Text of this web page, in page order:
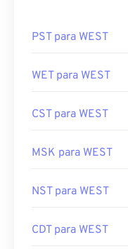
PST para WEST
WET para WEST
CST para WEST
MSK para WEST
NST para WEST
CDT para WEST